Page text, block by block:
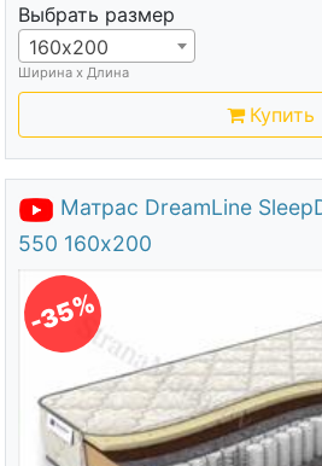
Выбрать размер
160х200
Ширина х Длина
Купить
Матрас DreamLine
550 160х200
-35%